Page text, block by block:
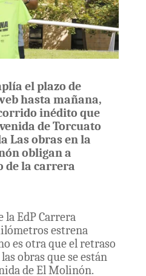
el plazo de
hasta mañana,
inédito que
de Torcuato
Las obras en la
obligan a
de la carrera
la EdP Carrera
estrena
es otra que el retraso
obras que se están
de El Molinón.